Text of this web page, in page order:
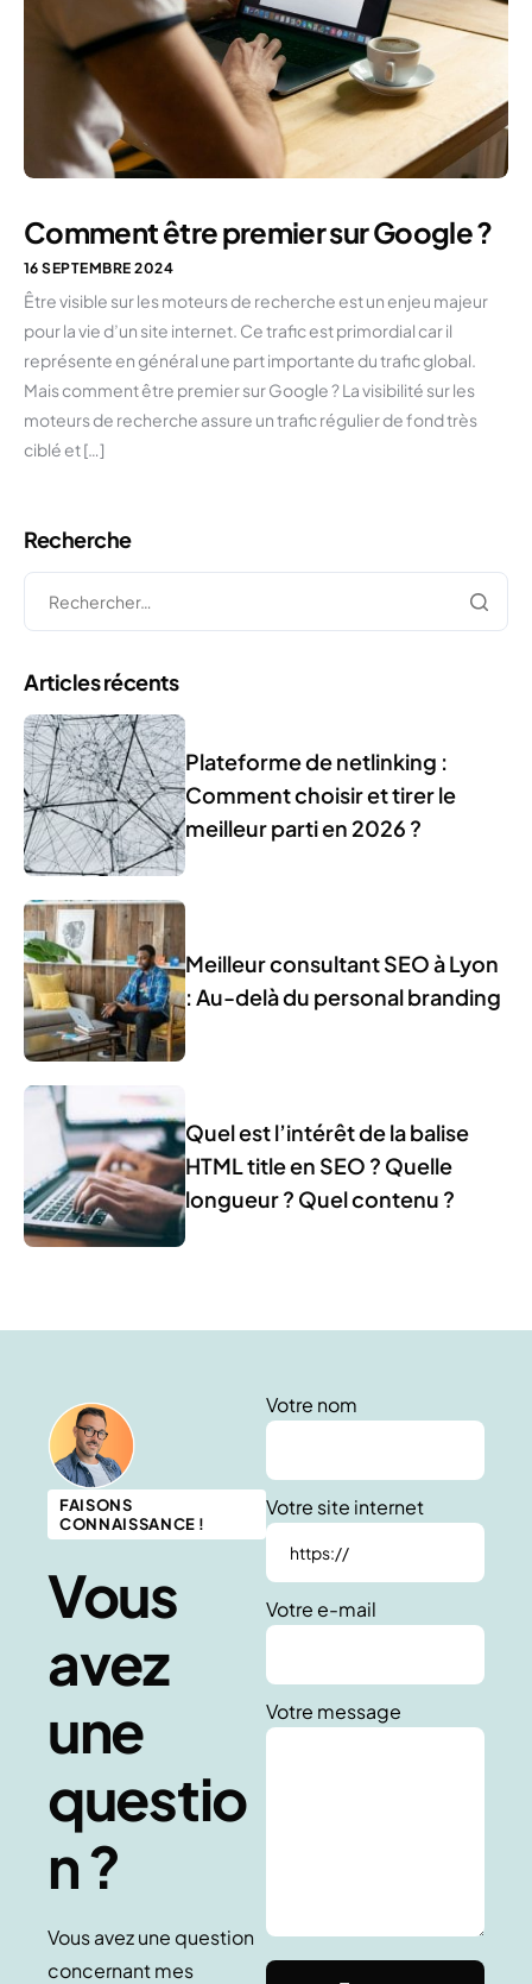
Comment être premier sur Google ?
16 SEPTEMBRE 2024
Être visible sur les moteurs de recherche est un enjeu majeur
pour la vie d’un site internet. Ce trafic est primordial car il
représente en général une part importante du trafic global.
Mais comment être premier sur Google ? La visibilité sur les
moteurs de recherche assure un trafic régulier de fond très
ciblé et […]
Recherche
Articles récents
Plateforme de netlinking :
Comment choisir et tirer le
meilleur parti en 2026 ?
Meilleur consultant SEO à Lyon
: Au-delà du personal branding
Quel est l’intérêt de la balise
HTML title en SEO ? Quelle
longueur ? Quel contenu ?
FAISONS
CONNAISSANCE !
Vous
avez
une
questio
n ?
Vous avez une question
concernant mes
Votre nom
Votre site internet
Votre e-mail
Votre message